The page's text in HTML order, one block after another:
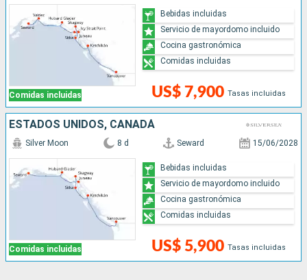
Comidas incluidas US$ 7,900 Tasas incluidas
Bebidas incluidas
Servicio de mayordomo incluido
Cocina gastronómica
Comidas incluidas
ESTADOS UNIDOS, CANADÁ
Comidas incluidas
Silver Moon 8 d Seward 15/06/2028
US$ 5,900 Tasas incluidas
Bebidas incluidas
Servicio de mayordomo incluido
Cocina gastronómica
Comidas incluidas